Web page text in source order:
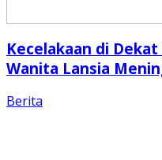
Kecelakaan di
Wanita Lansia
Berita